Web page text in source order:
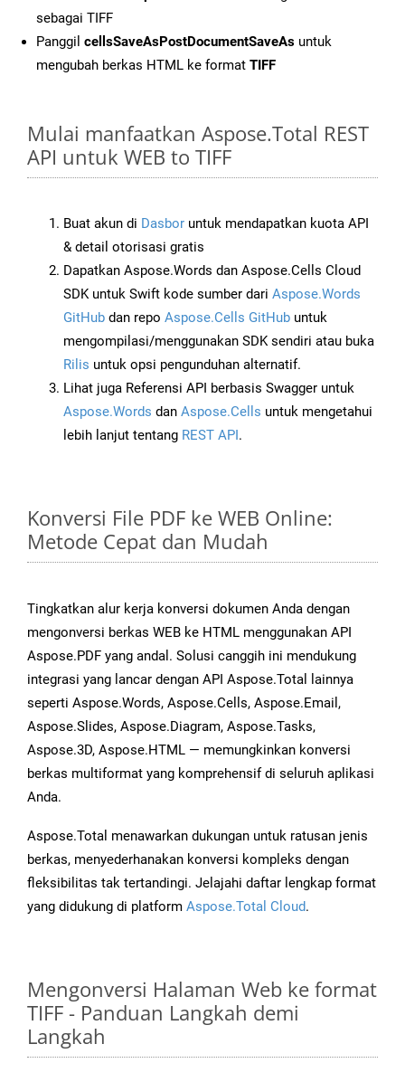
sebagai TIFF
Panggil cellsSaveAsPostDocumentSaveAs untuk
mengubah berkas HTML ke format TIFF
Mulai manfaatkan Aspose.Total REST
API untuk WEB to TIFF
Buat akun di Dasbor untuk mendapatkan kuota API
& detail otorisasi gratis
Dapatkan Aspose.Words dan Aspose.Cells Cloud
SDK untuk Swift kode sumber dari Aspose.Words
GitHub dan repo Aspose.Cells GitHub untuk
mengompilasi/menggunakan SDK sendiri atau buka
Rilis untuk opsi pengunduhan alternatif.
Lihat juga Referensi API berbasis Swagger untuk
Aspose.Words dan Aspose.Cells untuk mengetahui
lebih lanjut tentang REST API.
Konversi File PDF ke WEB Online:
Metode Cepat dan Mudah
Tingkatkan alur kerja konversi dokumen Anda dengan
mengonversi berkas WEB ke HTML menggunakan API
Aspose.PDF yang andal. Solusi canggih ini mendukung
integrasi yang lancar dengan API Aspose.Total lainnya
seperti Aspose.Words, Aspose.Cells, Aspose.Email,
Aspose.Slides, Aspose.Diagram, Aspose.Tasks,
Aspose.3D, Aspose.HTML — memungkinkan konversi
berkas multiformat yang komprehensif di seluruh aplikasi
Anda.
Aspose.Total menawarkan dukungan untuk ratusan jenis
berkas, menyederhanakan konversi kompleks dengan
fleksibilitas tak tertandingi. Jelajahi daftar lengkap format
yang didukung di platform Aspose.Total Cloud.
Mengonversi Halaman Web ke format
TIFF - Panduan Langkah demi
Langkah